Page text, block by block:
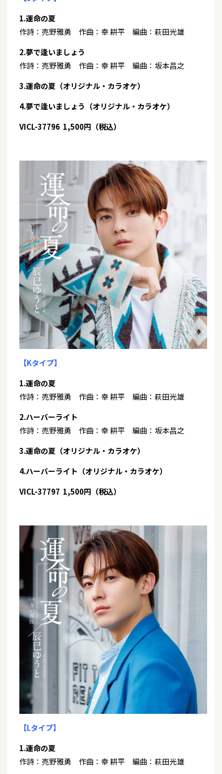
1.運命の夏
作詩：売野雅勇 作曲：幸 耕平 編曲：萩田光雄
2.夢で逢いましょう
作詩：売野雅勇 作曲：幸 耕平 編曲：坂本昌之
3.運命の夏（オリジナル・カラオケ）
4.夢で逢いましょう（オリジナル・カラオケ）
VICL-37796 1,500円（税込）
【Kタイプ】
1.運命の夏
作詩：売野雅勇 作曲：幸 耕平 編曲：萩田光雄
2.ハーバーライト
作詩：売野雅勇 作曲：幸 耕平 編曲：坂本昌之
3.運命の夏（オリジナル・カラオケ）
4.ハーバーライト（オリジナル・カラオケ）
VICL-37797 1,500円（税込）
【Lタイプ】
1.運命の夏
作詩：売野雅勇 作曲：幸 耕平 編曲：萩田光雄